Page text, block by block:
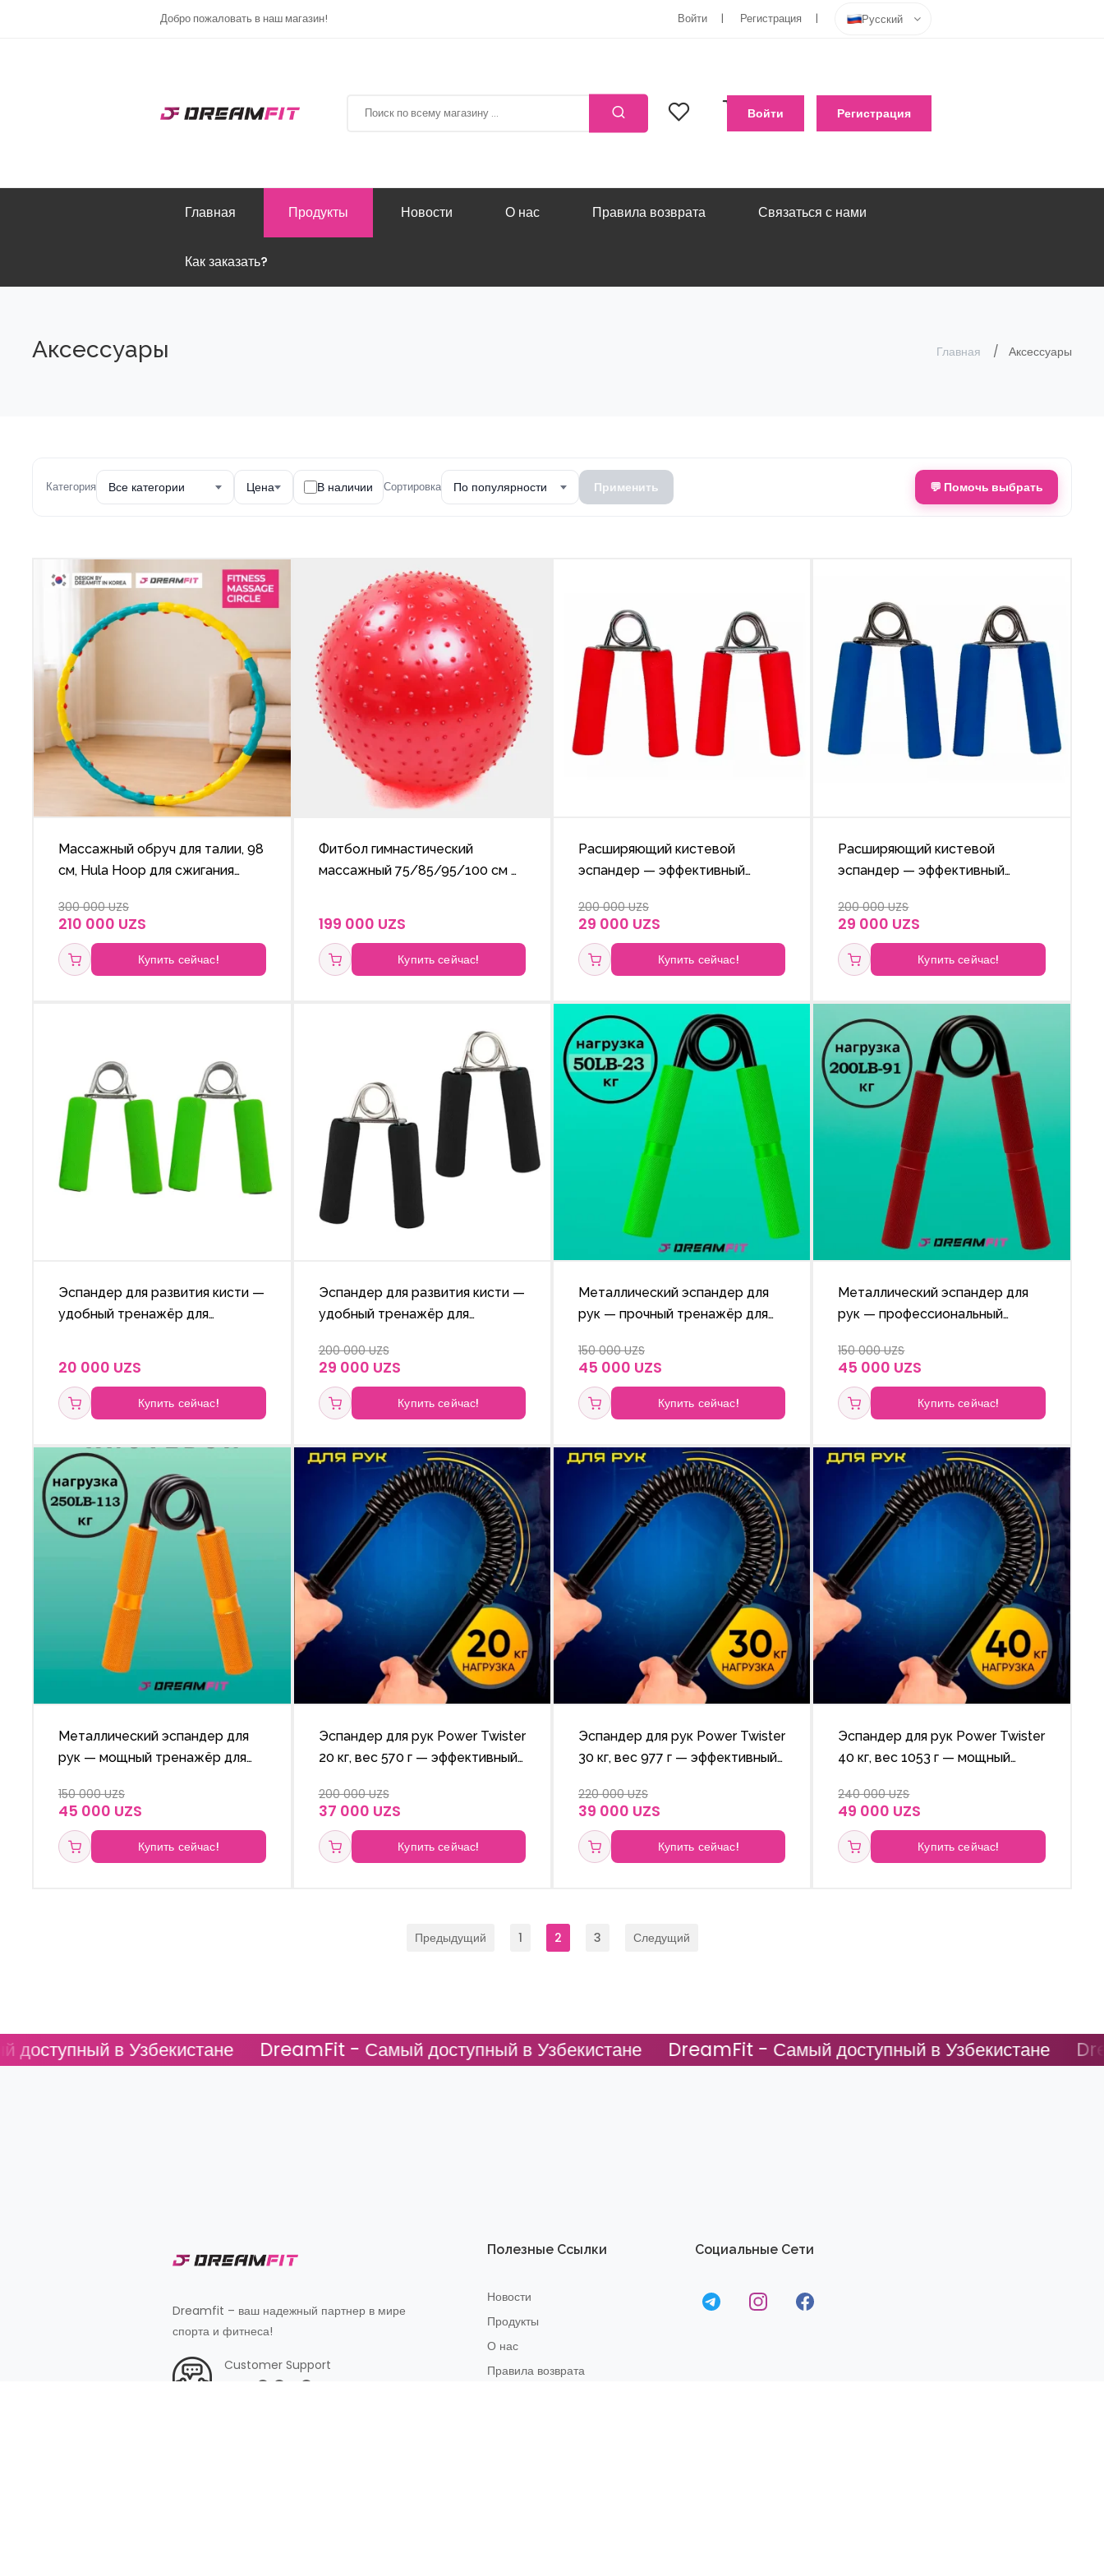
Добро пожаловать в наш магазин! Войти Регистрация Русский
Войти Регистрация
Главная Продукты Новости О нас Правила возврата Связаться с нами
Как заказать?
Аксессуары Главная Аксессуары
Категория Все категории Цена В наличии Сортировка По популярности Применить 💬 Помочь выбрать
Массажный обруч для талии, 98
см, Hula Hoop для сжигания
300 000 UZS
210 000 UZS
Купить сейчас!
Фитбол гимнастический
массажный 75/85/95/100 см —
199 000 UZS
Купить сейчас!
Расширяющий кистевой
эспандер — эффективный
мышц рук, улучшения
подвижности пальцев и
стимуляции кровообращения.
200 000 UZS
29 000 UZS
Купить сейчас!
Расширяющий кистевой
эспандер — эффективный
мышц рук, улучшения
подвижности пальцев и
стимуляции кровообращения.
200 000 UZS
29 000 UZS
Купить сейчас!
Эспандер для развития кисти —
удобный тренажёр для
пальцев.
20 000 UZS
Купить сейчас!
Эспандер для развития кисти —
удобный тренажёр для
улучшения подвижности
пальцев.
200 000 UZS
29 000 UZS
Купить сейчас!
Металлический эспандер для
рук — прочный тренажёр для
пальцев.
150 000 UZS
45 000 UZS
Купить сейчас!
Металлический эспандер для
рук — профессиональный
хвата и предплечий.
150 000 UZS
45 000 UZS
Купить сейчас!
Металлический эспандер для
рук — мощный тренажёр для
силовых тренировок. Сила
сжатия: 250 lb (113 кг)
150 000 UZS
45 000 UZS
Купить сейчас!
Эспандер для рук Power Twister
20 кг, вес 570 г — эффективный
укрепления рук, плеч и груди.
200 000 UZS
37 000 UZS
Купить сейчас!
Эспандер для рук Power Twister
30 кг, вес 977 г — эффективный
укрепления рук, плеч и груди.
220 000 UZS
39 000 UZS
Купить сейчас!
Эспандер для рук Power Twister
40 кг, вес 1053 г — мощный
развития рук, плеч и груди.
240 000 UZS
49 000 UZS
Купить сейчас!
Предыдущий 1 2 3 Следущий
в Узбекистане DreamFit - Самый доступный в Узбекистане DreamFit - Самый доступный в Узбекистане DreamFit -
Dreamfit – ваш надежный партнер в мире
спорта и фитнеса!
Customer Support
+998 87 827 20 22
Полезные Ссылки
Новости
Продукты
О нас
Правила возврата
Социальные Сети